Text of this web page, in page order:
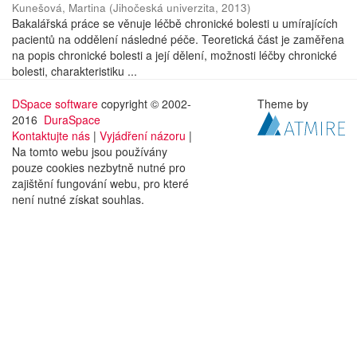
Kunešová, Martina (Jihočeská univerzita, 2013)
Bakalářská práce se věnuje léčbě chronické bolesti u umírajících
pacientů na oddělení následné péče. Teoretická část je zaměřena
na popis chronické bolesti a její dělení, možnosti léčby chronické
bolesti, charakteristiku ...
DSpace software copyright © 2002-
2016 DuraSpace
Kontaktujte nás | Vyjádření názoru |
Na tomto webu jsou používány
pouze cookies nezbytně nutné pro
zajištění fungování webu, pro které
není nutné získat souhlas.
Theme by